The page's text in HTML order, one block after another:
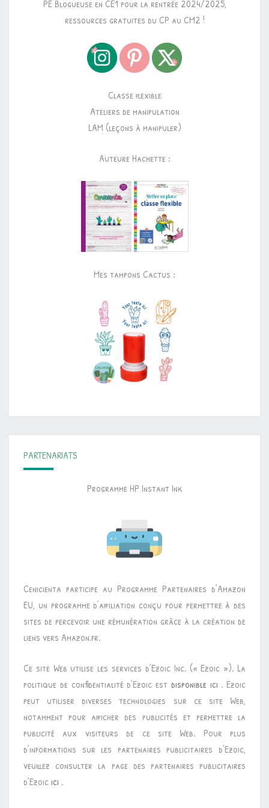
PE Blogueuse en CE1 pour la rentrée 2024/2025,
ressources gratuites du CP au CM2 !
Classe flexible
Ateliers de manipulation
LAM (leçons à manipuler)
Auteure Hachette :
Mes tampons Cactus :
PARTENARIATS
Programme HP Instant Ink
Cenicienta participe au Programme Partenaires d’Amazon
EU, un programme d’affiliation conçu pour permettre à des
sites de percevoir une rémunération grâce à la création de
liens vers Amazon.fr.
Ce site Web utilise les services d’Ezoic Inc. (« Ezoic »). La
politique de confidentialité d’Ezoic est disponible ici . Ezoic
peut utiliser diverses technologies sur ce site Web,
notamment pour afficher des publicités et permettre la
publicité aux visiteurs de ce site Web. Pour plus
d’informations sur les partenaires publicitaires d’Ezoic,
veuillez consulter la page des partenaires publicitaires
d’Ezoic ici .